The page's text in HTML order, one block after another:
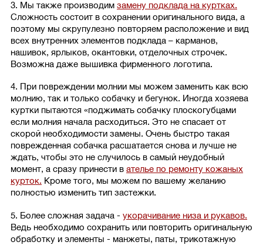
3. Мы также производим замену подклада на куртках.
Сложность состоит в сохранении оригинального вида, а
поэтому мы скрупулезно повторяем расположение и вид
всех внутренних элементов подклада – карманов,
нашивок, ярлыков, окантовки, отделочных строчек.
Возможна даже вышивка фирменного логотипа.
4. При повреждении молнии мы можем заменить как всю
молнию, так и только собачку и бегунок. Иногда хозяева
куртки пытаются «поджимать собачку плоскогубцами
если молния начала расходиться. Это не спасает от
скорой необходимости замены. Очень быстро такая
поврежденная собачка расшатается снова и лучше не
ждать, чтобы это не случилось в самый неудобный
момент, а сразу принести в ателье по ремонту кожаных
курток. Кроме того, мы можем по вашему желанию
полностью изменить тип застежки.
5. Более сложная задача - укорачивание низа и рукавов.
Ведь необходимо сохранить или повторить оригинальную
обработку и элементы - манжеты, паты, трикотажную